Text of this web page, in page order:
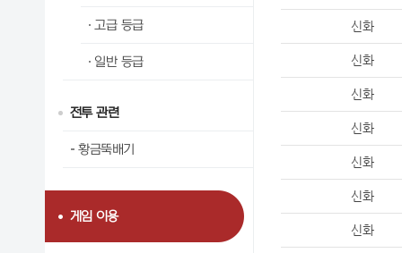
고급 등급
일반 등급
전투 관련
황금뚝배기
게임 이용
신화
신화
신화
신화
신화
신화
신화